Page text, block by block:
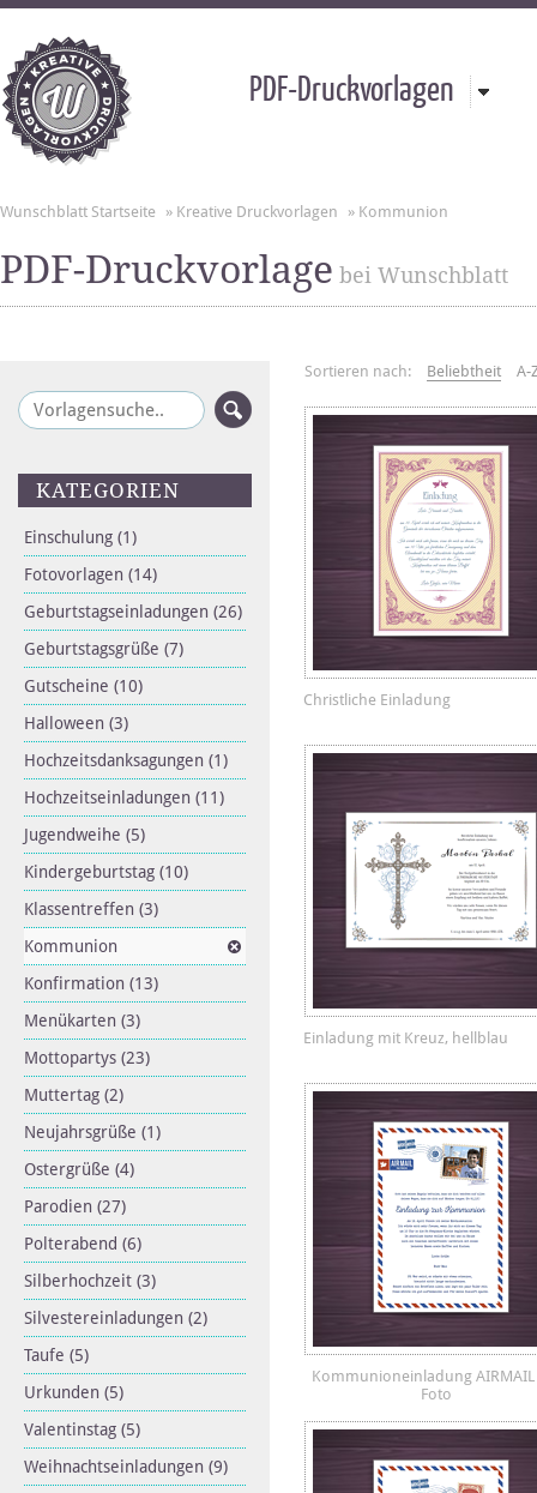
PDF-Druckvorlagen
Wunschblatt Startseite » Kreative Druckvorlagen » Kommunion
PDF-Druckvorlage bei Wunschblatt
KATEGORIEN
Einschulung (1)
Fotovorlagen (14)
Geburtstagseinladungen (26)
Geburtstagsgrüße (7)
Gutscheine (10)
Halloween (3)
Hochzeitsdanksagungen (1)
Hochzeitseinladungen (11)
Jugendweihe (5)
Kindergeburtstag (10)
Klassentreffen (3)
Kommunion
Konfirmation (13)
Menükarten (3)
Mottopartys (23)
Muttertag (2)
Neujahrsgrüße (1)
Ostergrüße (4)
Parodien (27)
Polterabend (6)
Silberhochzeit (3)
Silvestereinladungen (2)
Taufe (5)
Urkunden (5)
Valentinstag (5)
Weihnachtseinladungen (9)
Sortieren nach: Beliebtheit A-
Christliche Einladung
Einladung mit Kreuz, hellblau
Kommunioneinladung
Foto